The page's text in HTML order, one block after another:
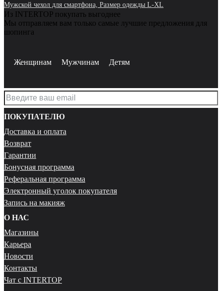
Мужской чехол для смартфона, Размер одежды L-XL
Из INTERTOP покупать выгоднее
Мы отправляем вам только самые лучшие предложения для
шопинга
Женщинам Мужчинам Детям
ПОКУПАТЕЛЮ
Доставка и оплата
Возврат
Гарантии
Бонусная программа
Реферальная программа
Электронный уголок покупателя
Запись на макияж
О НАС
Магазины
Карьера
Новости
Контакты
Чат с INTERTOP